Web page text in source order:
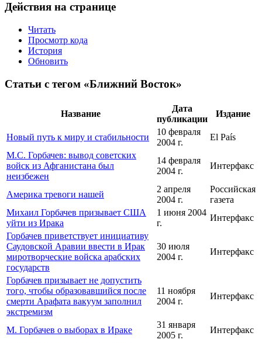
Действия на странице
Читать
Просмотр кода
История
Обновить
Статьи с тегом «Ближний Восток»
Название
Дата
публикации
Издание
Новый путь к миру и стабильности
10 февраля
2004 г.
El País
М.С. Горбачев: вывод советских
войск из Афганистана был
неизбежен
14 февраля
2004 г.
Интерфакс
Америка тревоги нашей
2 апреля
2004 г.
Российская
газета
Михаил Горбачев призывает США
уйти из Ирака
1 июня 2004
г.
Интерфакс
Горбачев приветствует инициативу
Саудовской Аравии ввести в Ирак
миротворческие войска арабских
государств
30 июля
2004 г.
Интерфакс
Горбачев призывает не допустить
того, чтобы образовавшийся после
смерти Арафата вакуум заполнил
экстремизм
11 ноября
2004 г.
Интерфакс
М. Горбачев о выборах в Ираке
31 января
2005 г.
Интерфакс